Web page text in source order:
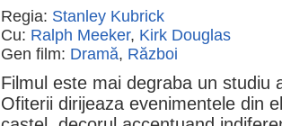
Regia: Stanley Kubrick
Cu: Ralph Meeker, Kirk Douglas
Gen film: Dramă, Război
Filmul este mai degraba un studiu
Ofiterii dirijeaza evenimentele din